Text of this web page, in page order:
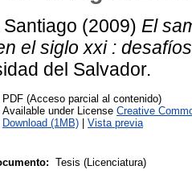
(2009) El
el siglo xxi :
del Salvador.
PDF (Acceso parcial al contenido)
Available under License Creative
Download (1MB)
Vista previa
Tesis (Licenciatura)